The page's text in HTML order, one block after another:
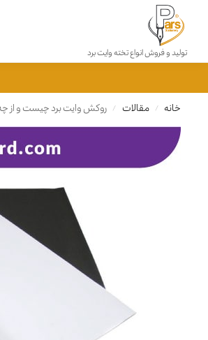
تولید و فروش انواع تخته وایت برد
محصولات جدید
خانه / مقالات / روکش وایت برد چیست و از